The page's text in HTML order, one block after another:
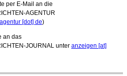
per E-Mail an die
AGENTUR
[dot] de)
an das
JOURNAL unter anzeigen [at]